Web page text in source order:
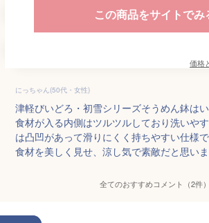
この商品をサイトでみ
価格
にっちゃん(50代・女性)
津軽びいどろ・初雪シリーズそうめん鉢はい
食材が入る内側はツルツルしており洗いや
は凸凹があって滑りにくく持ちやすい仕様
食材を美しく見せ、涼し気で素敵だと思いま
全てのおすすめコメント（2件）